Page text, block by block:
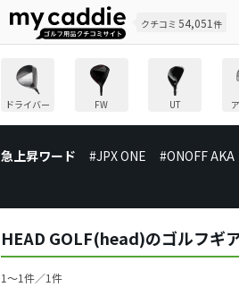
クチコミ 54,051 件
ドライバー FW UT
急上昇ワード #JPX ONE #ONOFF AKA
HEAD GOLF(head)のゴルフギ
1〜1件／1件